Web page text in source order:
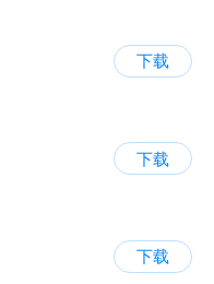
下载
下载
下载